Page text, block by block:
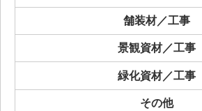
舗装材／工事
景観資材／工事
緑化資材／工事
その他